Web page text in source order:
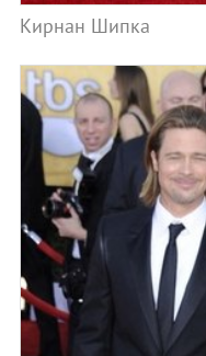
Кирнан Шипка